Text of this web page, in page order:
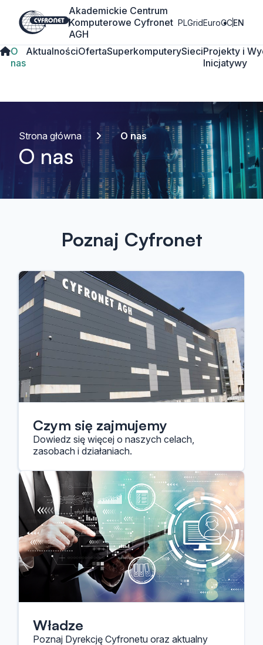
Akademickie Centrum
Komputerowe Cyfronet
AGH
PLGridEuroCCEN
O
nas
AktualnościOfertaSuperkomputerySieciProjekty i
Inicjatywy
Strona główna O nas
O nas
Poznaj Cyfronet
Czym się zajmujemy
Dowiedz się więcej o naszych celach,
zasobach i działaniach.
Władze
Poznaj Dyrekcję Cyfronetu oraz aktualny